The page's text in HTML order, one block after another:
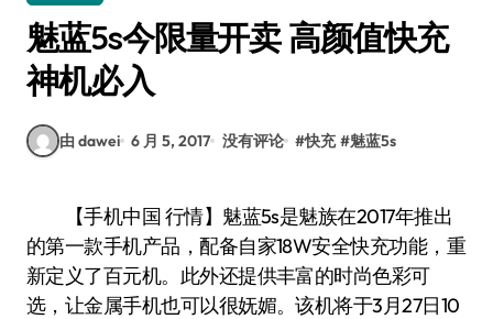
魅蓝5s今限量开卖 高颜值快充
神机必入
由 dawei 6 月 5, 2017 没有评论 #快充 #魅蓝5s
【手机中国 行情】魅蓝5s是魅族在2017年推出
的第一款手机产品，配备自家18W安全快充功能，重
新定义了百元机。此外还提供丰富的时尚色彩可
选，让金属手机也可以很妩媚。该机将于3月27日10